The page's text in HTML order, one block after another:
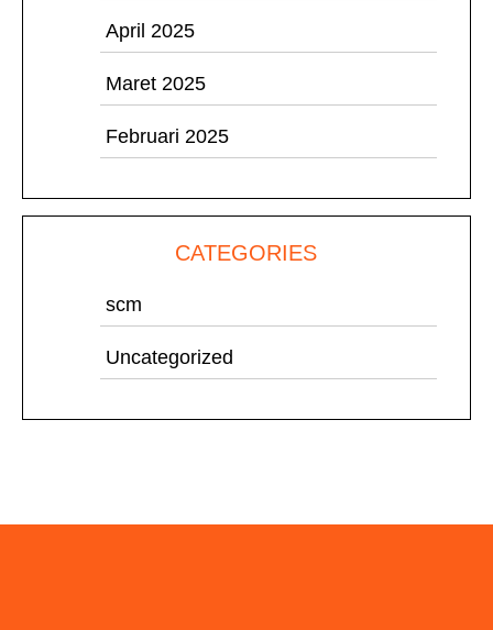
April 2025
Maret 2025
Februari 2025
CATEGORIES
scm
Uncategorized